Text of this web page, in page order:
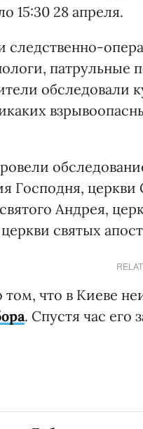
15:30 28 апреля.
следственно-
патрульные
обследовали
Господня,
Андрея,
святых
том, что в Киеве
. Спустя час его